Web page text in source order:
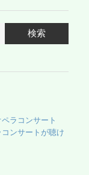
ss
検索
ラコンサート
コンサートが聴け